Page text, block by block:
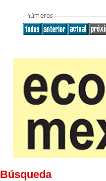
Búsqueda